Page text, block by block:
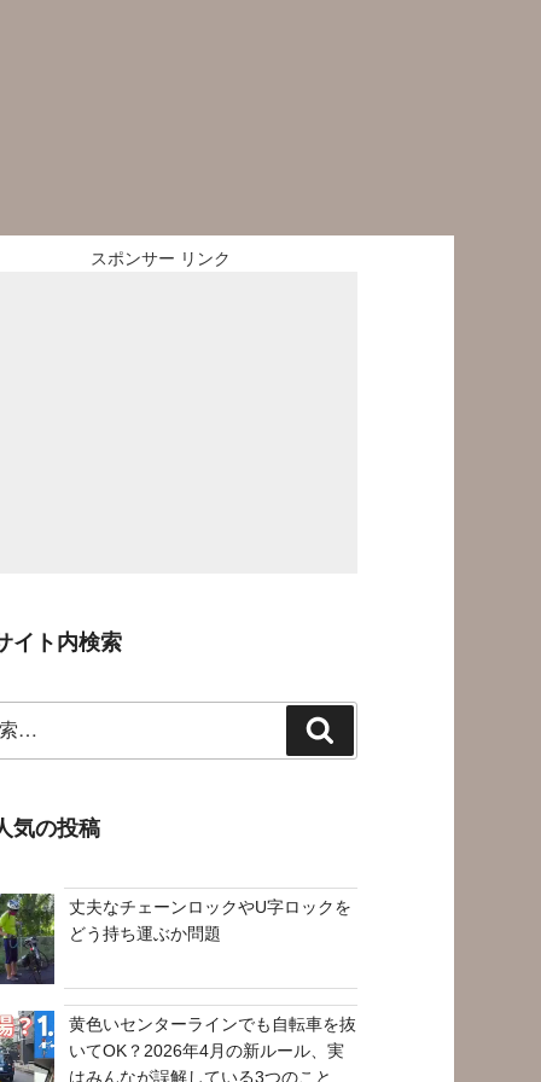
スポンサー リンク
イト内検索
索
気の投稿
丈夫なチェーンロックやU字ロックを
どう持ち運ぶか問題
黄色いセンターラインでも自転車を抜
いてOK？2026年4月の新ルール、実
はみんなが誤解している3つのこと